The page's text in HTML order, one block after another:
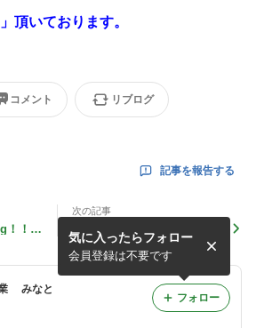
頂いております。
コメント リブログ
記事を報告する
次の記事
5/22 「うつからの卒業！」
Part 2 セミナー報告です。
業 みなと
気に入ったらフォロー
会員登録は不要です
フォロー